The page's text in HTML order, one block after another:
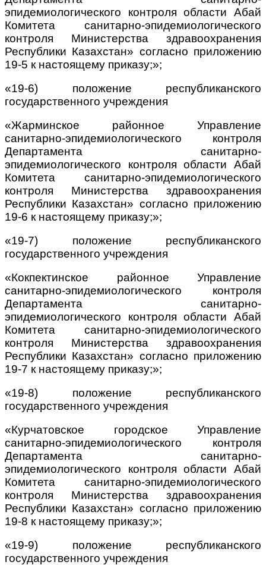
эпидемиологического контроля области Абай
Комитета санитарно-эпидемиологического
контроля Министерства здравоохранения
Республики Казахстан» согласно приложению
19-5 к настоящему приказу;»;
«19-6) положение республиканского
государственного учреждения
«Жарминское районное Управление
санитарно-эпидемиологического контроля
Департамента санитарно-
эпидемиологического контроля области Абай
Комитета санитарно-эпидемиологического
контроля Министерства здравоохранения
Республики Казахстан» согласно приложению
19-6 к настоящему приказу;»;
«19-7) положение республиканского
государственного учреждения
«Кокпектинское районное Управление
санитарно-эпидемиологического контроля
Департамента санитарно-
эпидемиологического контроля области Абай
Комитета санитарно-эпидемиологического
контроля Министерства здравоохранения
Республики Казахстан» согласно приложению
19-7 к настоящему приказу;»;
«19-8) положение республиканского
государственного учреждения
«Курчатовское городское Управление
санитарно-эпидемиологического контроля
Департамента санитарно-
эпидемиологического контроля области Абай
Комитета санитарно-эпидемиологического
контроля Министерства здравоохранения
Республики Казахстан» согласно приложению
19-8 к настоящему приказу;»;
«19-9) положение республиканского
государственного учреждения